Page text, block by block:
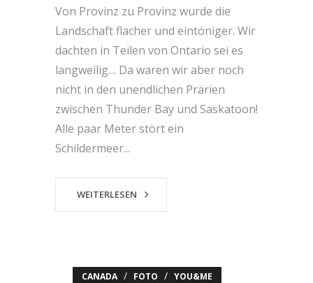
Von Provinz zu Provinz wurde die
Landschaft flacher und eintöniger. Wir
dachten in Teilen von Ontario sei es
langweilig… Da waren wir aber noch
nicht in den unendlichen Prärien
zwischen Thunder Bay und Saskatoon!
Alle paar Meter stört ein
Schildermeer...
WEITERLESEN
CANADA / FOTO / YOU&ME